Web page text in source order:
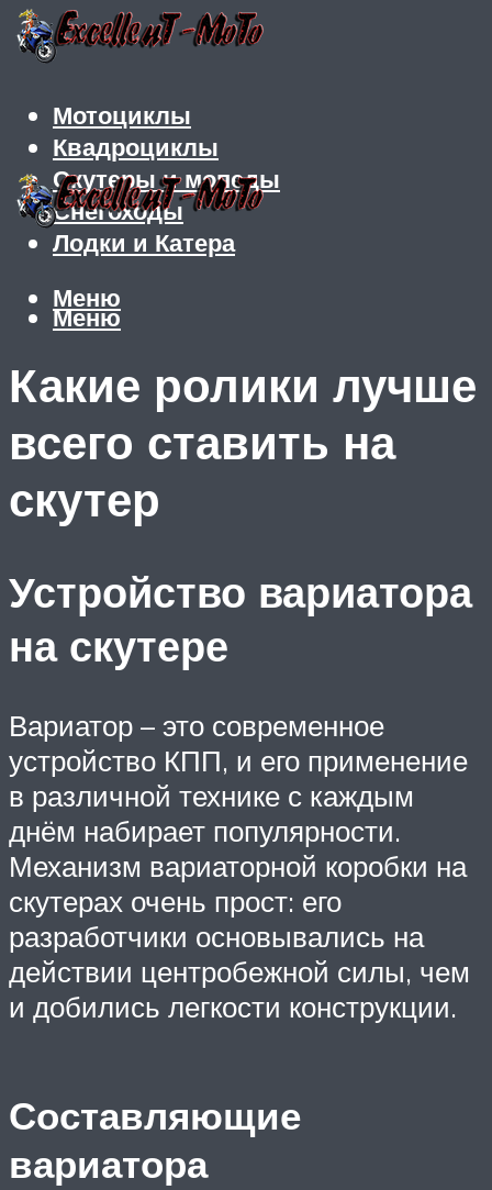
Мотоциклы
Квадроциклы
Скутеры и мопеды
Снегоходы
Лодки и Катера
Меню
Меню
Какие ролики лучше
всего ставить на
скутер
Устройство вариатора
на скутере
Вариатор – это современное
устройство КПП, и его применение
в различной технике с каждым
днём набирает популярности.
Механизм вариаторной коробки на
скутерах очень прост: его
разработчики основывались на
действии центробежной силы, чем
и добились легкости конструкции.
Составляющие
вариатора